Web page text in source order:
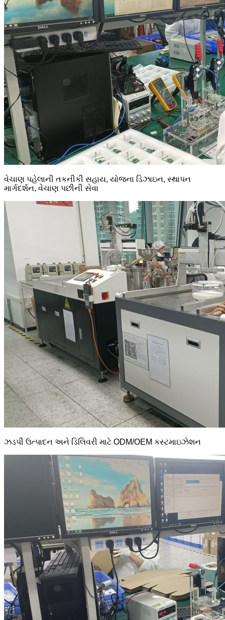
વેચાણ પહેલાની તકનીકી સહાય, યોજના ડિઝાઇન, સ્થાપન
માર્ગદર્શન, વેચાણ પછીની સેવા
ઝડપી ઉત્પાદન અને ડિલિવરી માટે ODM/OEM કસ્ટમાઇઝેશન